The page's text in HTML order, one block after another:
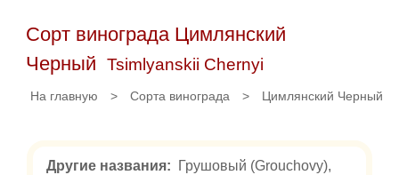
Сорт винограда Цимлянский
Черный Tsimlyanskii Chernyi
На главную > Сорта винограда > Цимлянский Черный
Другие названия: Грушовый (Grouchovy),